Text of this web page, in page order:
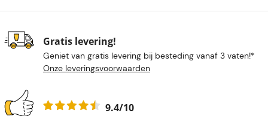
Gratis levering!
Geniet van gratis levering bij besteding vanaf 3 vaten!*
Onze leveringsvoorwaarden
9.4/10